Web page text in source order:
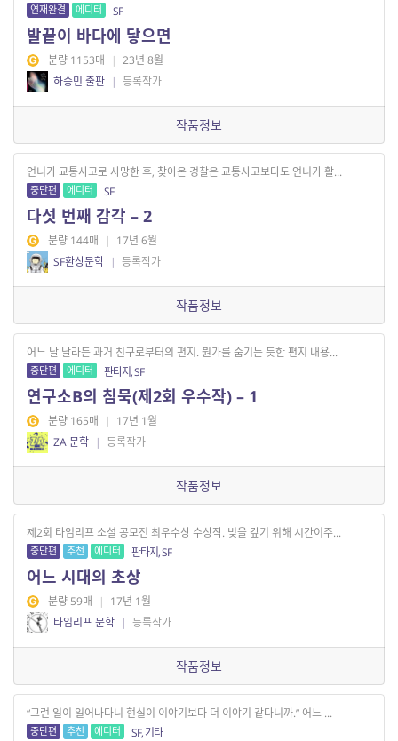
연재완결 에디터 SF
발끝이 바다에 닿으면
분량 1153매 | 23년 8월
하승민 출판 | 등록작가
작품정보
언니가 교통사고로 사망한 후, 찾아온 경찰은 교통사고보다도 언니가 활...
중단편 에디터 SF
다섯 번째 감각 – 2
분량 144매 | 17년 6월
SF환상문학 | 등록작가
작품정보
어느 날 날라든 과거 친구로부터의 편지. 뭔가를 숨기는 듯한 편지 내용...
중단편 에디터 판타지, SF
연구소B의 침묵(제2회 우수작) – 1
분량 165매 | 17년 1월
ZA 문학 | 등록작가
작품정보
제2회 타임리프 소설 공모전 최우수상 수상작. 빚을 갚기 위해 시간이주...
중단편 추천 에디터 판타지, SF
어느 시대의 초상
분량 59매 | 17년 1월
타임리프 문학 | 등록작가
작품정보
“그런 일이 일어나다니 현실이 이야기보다 더 이야기 같다니까.” 어느 ...
중단편 추천 에디터 SF, 기타